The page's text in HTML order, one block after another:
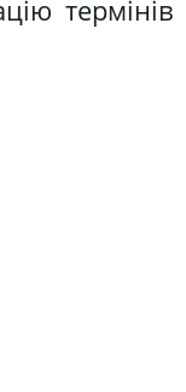
термінів